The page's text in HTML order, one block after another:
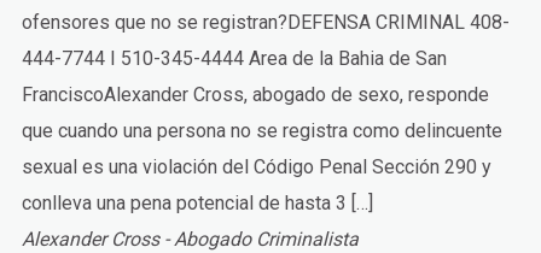
ofensores que no se registran?DEFENSA CRIMINAL 408-
444-7744 I 510-345-4444 Area de la Bahia de San
FranciscoAlexander Cross, abogado de sexo, responde
que cuando una persona no se registra como delincuente
sexual es una violación del Código Penal Sección 290 y
conlleva una pena potencial de hasta 3 […]
Alexander Cross - Abogado Criminalista